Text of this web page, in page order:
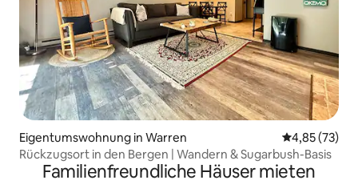
Eigentumswohnung in Warren
4,85 (73)
Rückzugsort in den Bergen | Wandern & Sugarbush-Basis
Familienfreundliche Häuser mieten